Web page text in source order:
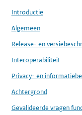
Introductie
Algemeen
Release- en
Interoperabiliteit
Privacy- en
Achtergrond
Gevalideerde vragen